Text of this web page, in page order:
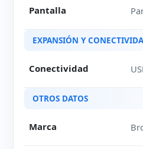
Pantalla
EXPANSIÓN Y
Conectividad
OTROS DATOS
Marca